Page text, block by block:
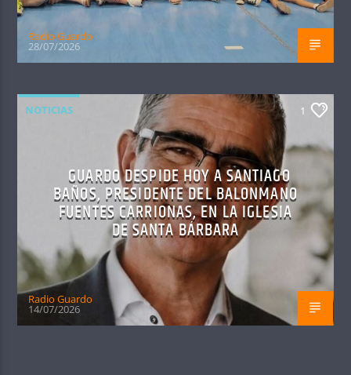
Radio Guardo
28/07/2026
NOTICIAS 1
GUARDO DESPIDE HOY A SANTIAGO
BAÑOS, PRESIDENTE DEL BALONMANO
FUENTES CARRIONAS, EN LA IGLESIA
DE SANTA BÁRBARA
Radio Guardo
14/07/2026